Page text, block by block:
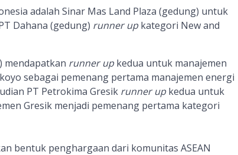
adalah Sinar Mas Land Plaza (gedung) untuk
Dahana (gedung) runner upkategori New and
mendapatkan runner upkedua untuk manajemen
sebagai pemenang pertama manajemen energi
PT Petrokima Gresik runner upkedua untuk
Gresik menjadi pemenang pertama kategori
bentuk penghargaan dari komunitas ASEAN